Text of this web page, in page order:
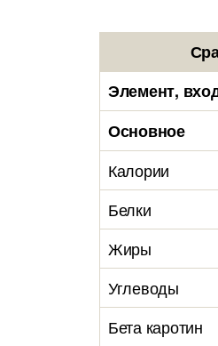
Элемент,
Основное
Калории
Белки
Жиры
Углеводы
Бета каротин